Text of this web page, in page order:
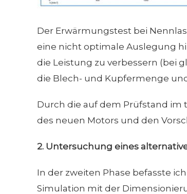
Der Erwärmungstest bei
eine nicht optimale Auslegung
die Leistung zu verbessern (bei
die Blech- und Kupfermenge
Durch die auf dem Prüfstand
des neuen Motors und den
2. Untersuchung eines
In der zweiten Phase befasste
Simulation mit der